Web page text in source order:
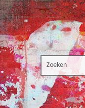
Search the site